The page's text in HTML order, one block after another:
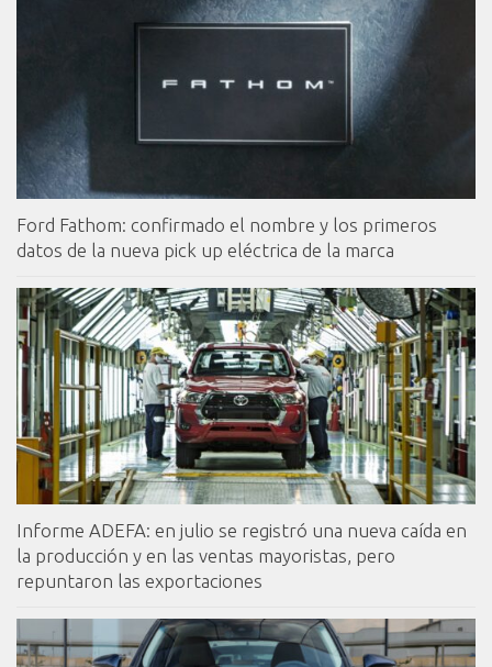
Ford Fathom: confirmado el nombre y los primeros
datos de la nueva pick up eléctrica de la marca
Informe ADEFA: en julio se registró una nueva caída en
la producción y en las ventas mayoristas, pero
repuntaron las exportaciones